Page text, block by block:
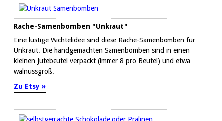
Rache-Samenbomben "Unkraut"
Eine lustige Wichtelidee sind diese Rache-Samenbomben für
Unkraut. Die handgemachten Samenbomben sind in einen
kleinen Jutebeutel verpackt (immer 8 pro Beutel) und etwa
walnussgroß.
Zu Etsy »